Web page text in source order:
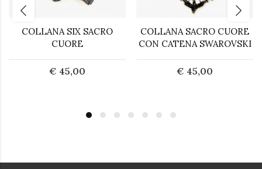
COLLANA SIX SACRO
CUORE
€ 45,00
COLLANA SACRO CUORE
CON CATENA SWAROVSKI
€ 45,00